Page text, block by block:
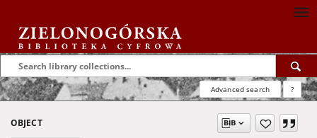
Advanced search ?
OBJECT